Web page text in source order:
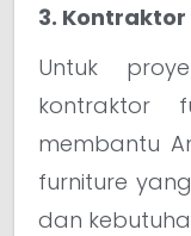
3.
Untuk
kontraktor
membantu
furniture
dan